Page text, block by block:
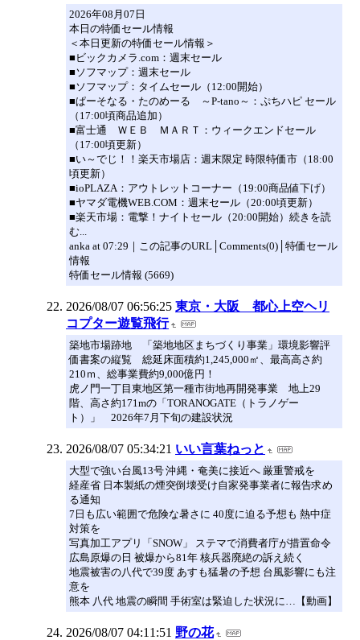
2026年08月07日
本日の特価セール情報
＜本日更新の特価セール情報＞
■ビックカメラ.com：週末セール
■ソフマップ：週末セール
■ソフマップ：タイムセール（12:00開始）
■ぱーそなる・たのめーる ～P-tano～：ぷちハピ セール
（17:00頃商品追加）
■富士通 ＷＥＢ ＭＡＲＴ：ウィークエンドセール
（17:00頃更新）
■い～でじ！！楽天市場店：週末限定 時限特価市（18:00
頃更新）
■ioPLAZA：アウトレットコーナー（19:00商品値下げ）
■ヤマダ電機WEB.COM：週末セール（20:00頃更新）
■楽天市場：電撃！ナイトセール（20:00開始）続きを読
む...
anka at 07:29｜この記事のURL│Comments(0)│特価セール
情報
特価セール情報 (5669)
2026/08/07 06:56:25 東京・大阪 都心上空ヘリ
コプター遊覧飛行
築地市場跡地 「築地地区まちづくり事業」環境影響評
価書案の縦覧 総延床面積約1,245,000㎡、最高高さ約
210ｍ、総事業費約9,000億円！
虎ノ門一丁目東地区第一種市街地再開発事業 地上29
階、高さ約171mの「TORANOGATE（トラノゲー
ト）」 2026年7月下旬の建設状況
2026/08/07 05:34:21 いい言葉ねっと
大型で強い台風13号 沖縄・奄美に接近へ 厳重警戒を
経産省 日本製紙の煙突倒壊受け自家発事業者に報告求め
る通知
7日も広い範囲で危険な暑さに 40度に迫る予想も 熱中症
対策を
写真加工アプリ「SNOW」 ステマで消費者庁が措置命令
広島原爆の日 被爆から81年 核兵器廃絶の訴え続く
地震被害の八代で39度 あすも猛暑の予想 台風影響にも注
意を
熊本 八代 地震の瞬間 手術室は緊迫した状況に…【動画】
2026/08/07 04:11:51 野の花